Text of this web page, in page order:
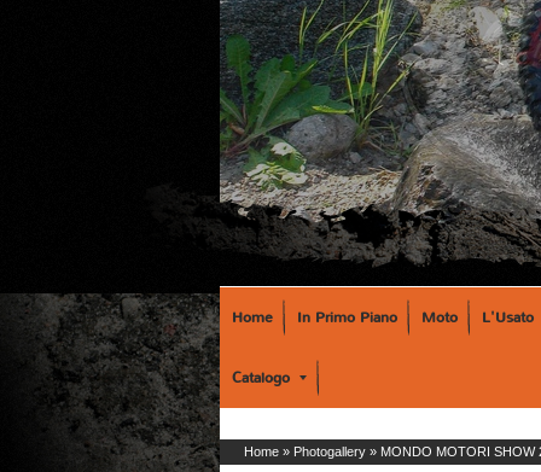
Home In Primo Piano Moto L'Usato
Catalogo
Home » Photogallery » MONDO MOTORI SHOW